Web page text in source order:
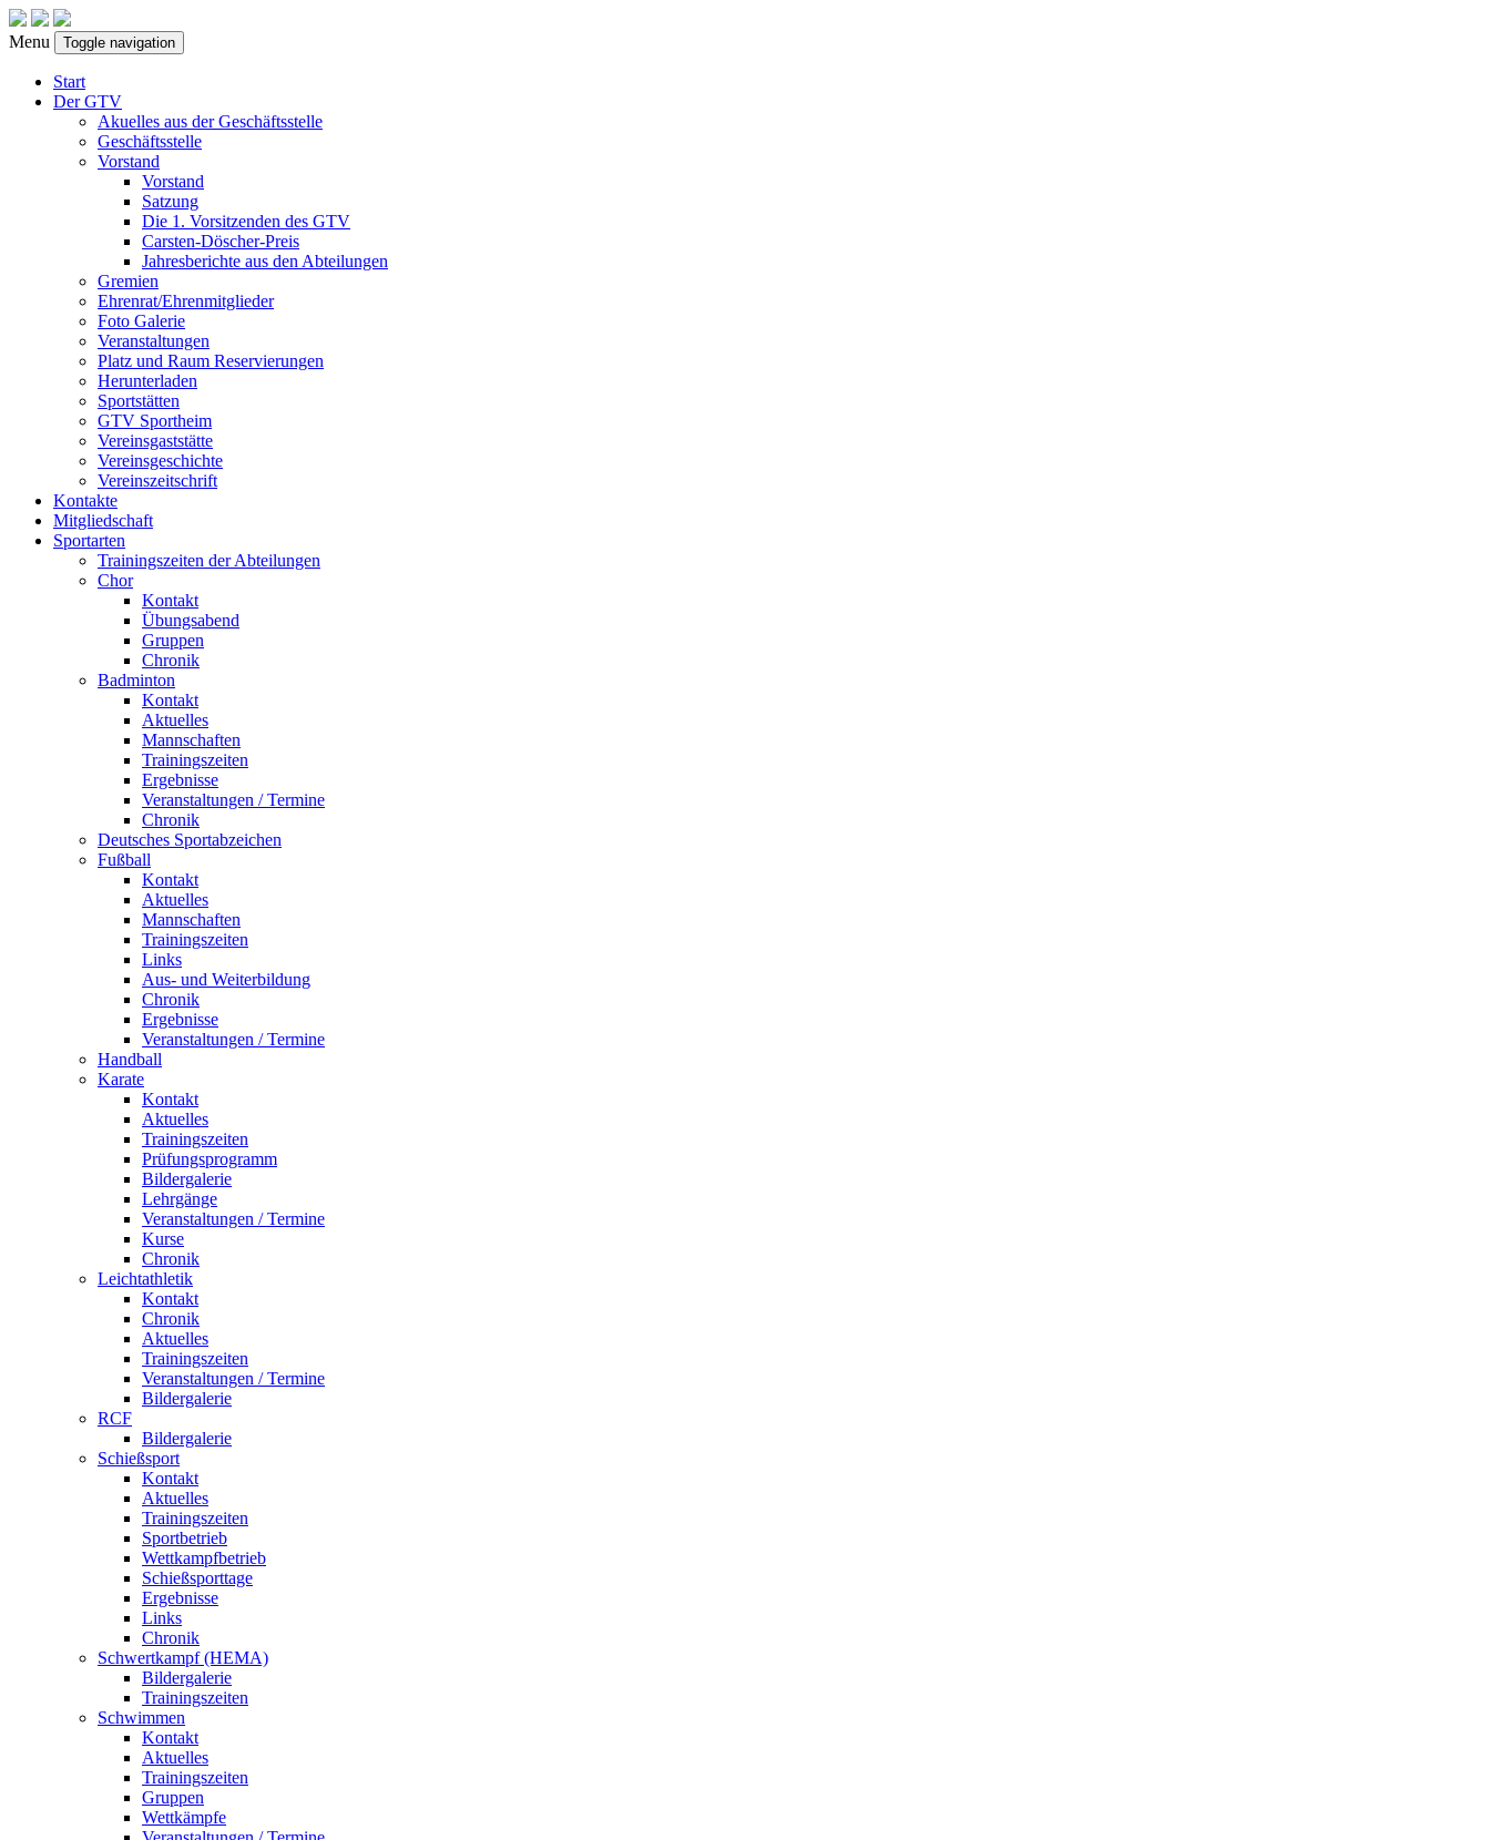
Menu Toggle navigation
Start
Der GTV
Akuelles aus der Geschäftsstelle
Geschäftsstelle
Vorstand
Vorstand
Satzung
Die 1. Vorsitzenden des GTV
Carsten-Döscher-Preis
Jahresberichte aus den Abteilungen
Gremien
Ehrenrat/Ehrenmitglieder
Foto Galerie
Veranstaltungen
Platz und Raum Reservierungen
Herunterladen
Sportstätten
GTV Sportheim
Vereinsgaststätte
Vereinsgeschichte
Vereinszeitschrift
Kontakte
Mitgliedschaft
Sportarten
Trainingszeiten der Abteilungen
Chor
Kontakt
Übungsabend
Gruppen
Chronik
Badminton
Kontakt
Aktuelles
Mannschaften
Trainingszeiten
Ergebnisse
Veranstaltungen / Termine
Chronik
Deutsches Sportabzeichen
Fußball
Kontakt
Aktuelles
Mannschaften
Trainingszeiten
Links
Aus- und Weiterbildung
Chronik
Ergebnisse
Veranstaltungen / Termine
Handball
Karate
Kontakt
Aktuelles
Trainingszeiten
Prüfungsprogramm
Bildergalerie
Lehrgänge
Veranstaltungen / Termine
Kurse
Chronik
Leichtathletik
Kontakt
Chronik
Aktuelles
Trainingszeiten
Veranstaltungen / Termine
Bildergalerie
RCF
Bildergalerie
Schießsport
Kontakt
Aktuelles
Trainingszeiten
Sportbetrieb
Wettkampfbetrieb
Schießsporttage
Ergebnisse
Links
Chronik
Schwertkampf (HEMA)
Bildergalerie
Trainingszeiten
Schwimmen
Kontakt
Aktuelles
Trainingszeiten
Gruppen
Wettkämpfe